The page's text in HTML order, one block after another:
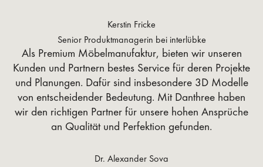
Kerstin Fricke
Senior Produktmanagerin bei interlübke
Als Premium Möbelmanufaktur, bieten wir unseren
Kunden und Partnern bestes Service für deren Projekte
und Planungen. Dafür sind insbesondere 3D Modelle
von entscheidender Bedeutung. Mit Danthree haben
wir den richtigen Partner für unsere hohen Ansprüche
an Qualität und Perfektion gefunden.
Dr. Alexander Sova